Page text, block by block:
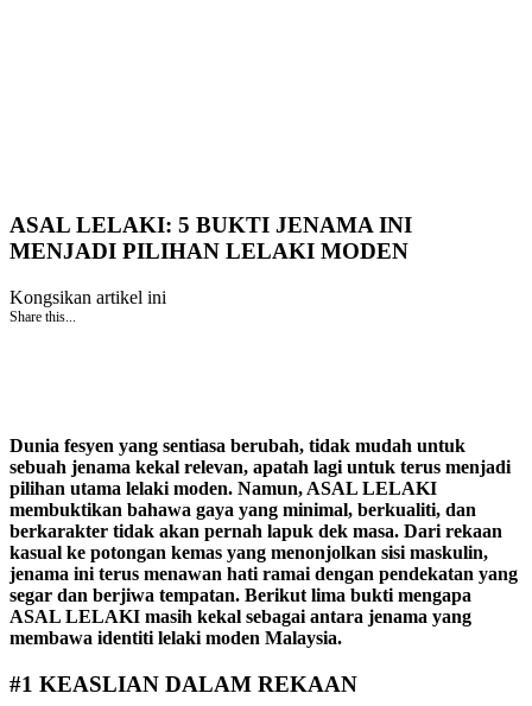
ASAL LELAKI: 5 BUKTI JENAMA INI
MENJADI PILIHAN LELAKI MODEN
Kongsikan artikel ini
Share this...
Dunia fesyen yang sentiasa berubah, tidak mudah untuk
sebuah jenama kekal relevan, apatah lagi untuk terus menjadi
pilihan utama lelaki moden. Namun, ASAL LELAKI
membuktikan bahawa gaya yang minimal, berkualiti, dan
berkarakter tidak akan pernah lapuk dek masa. Dari rekaan
kasual ke potongan kemas yang menonjolkan sisi maskulin,
jenama ini terus menawan hati ramai dengan pendekatan yang
segar dan berjiwa tempatan. Berikut lima bukti mengapa
ASAL LELAKI masih kekal sebagai antara jenama yang
membawa identiti lelaki moden Malaysia.
#1 KEASLIAN DALAM REKAAN